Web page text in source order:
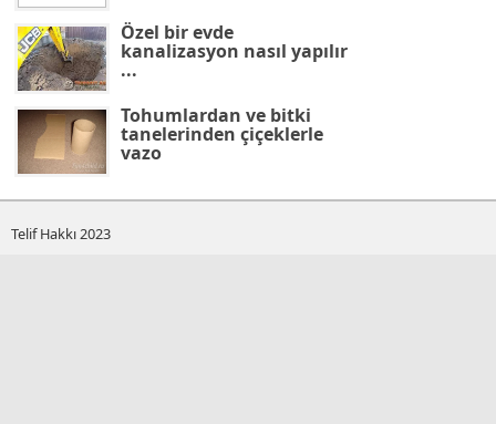
Özel bir evde
kanalizasyon nasıl yapılır
...
Tohumlardan ve bitki
tanelerinden çiçeklerle
vazo
Telif Hakkı 2023